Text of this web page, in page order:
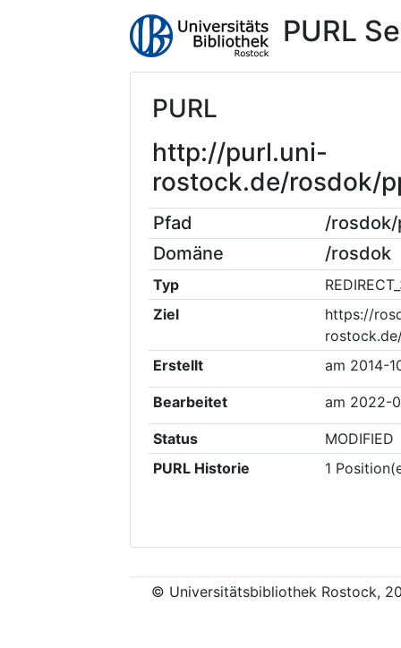
PURL
PURL
http://purl.uni-
rostock.de/rosdok/
Pfad
/
Domäne
/rosdok
Typ
Ziel
https://
Erstellt
am 2014-
Bearbeitet am 2022-
Status
MODIFIED
PURL Historie
1
© Universitätsbibliothek Rostock,